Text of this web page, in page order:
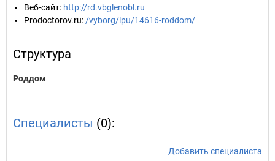
Веб-сайт: http://rd.vbglenobl.ru
Prodoctorov.ru: /vyborg/lpu/14616-roddom/
Структура
Роддом
Специалисты (0):
Добавить специалиста